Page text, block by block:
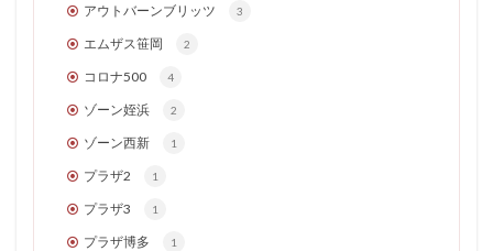
アウトバーンブリッツ 3
エムザス笹岡 2
コロナ500 4
ゾーン姪浜 2
ゾーン西新 1
プラザ2 1
プラザ3 1
プラザ博多 1